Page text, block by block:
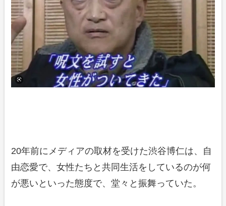
20年前にメディアの取材を受けた渋谷博仁は、自
由恋愛で、女性たちと共同生活をしているのが何
が悪いといった態度で、堂々と振舞っていた。